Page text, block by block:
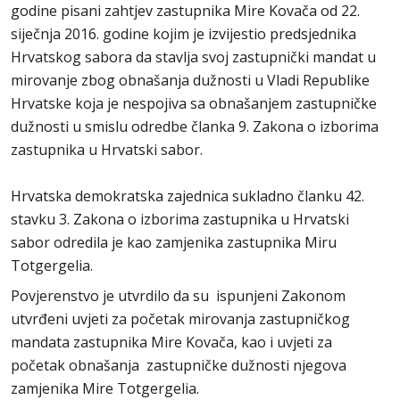
godine pisani zahtjev zastupnika Mire Kovača od 22.
siječnja 2016. godine kojim je izvijestio predsjednika
Hrvatskog sabora da stavlja svoj zastupnički mandat u
mirovanje zbog obnašanja dužnosti u Vladi Republike
Hrvatske koja je nespojiva sa obnašanjem zastupničke
dužnosti u smislu odredbe članka 9. Zakona o izborima
zastupnika u Hrvatski sabor.
Hrvatska demokratska zajednica sukladno članku 42.
stavku 3. Zakona o izborima zastupnika u Hrvatski
sabor odredila je kao zamjenika zastupnika Miru
Totgergelia.
Povjerenstvo je utvrdilo da su ispunjeni Zakonom
utvrđeni uvjeti za početak mirovanja zastupničkog
mandata zastupnika Mire Kovača, kao i uvjeti za
početak obnašanja zastupničke dužnosti njegova
zamjenika Mire Totgergelia.